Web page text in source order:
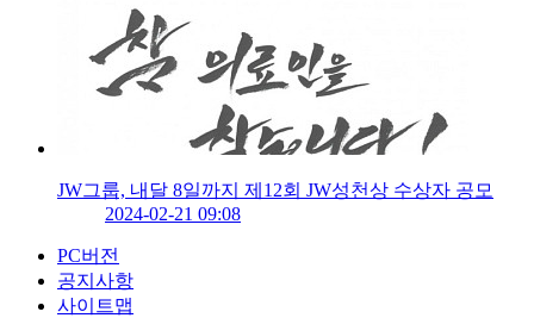
JW그룹, 내달 8일까지 제12회 JW성천상 수상자 공모
2024-02-21 09:08
PC버전
공지사항
사이트맵